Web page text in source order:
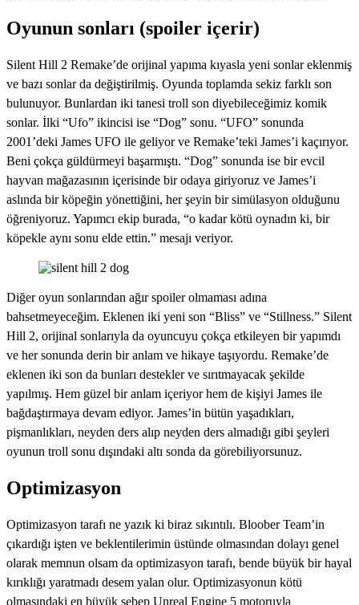
Oyunun sonları (spoiler içerir)
Silent Hill 2 Remake’de orijinal yapıma kıyasla yeni sonlar eklenmiş
ve bazı sonlar da değiştirilmiş. Oyunda toplamda sekiz farklı son
bulunuyor. Bunlardan iki tanesi troll son diyebileceğimiz komik
sonlar. İlki “Ufo” ikincisi ise “Dog” sonu. “UFO” sonunda
2001’deki James UFO ile geliyor ve Remake’teki James’i kaçırıyor.
Beni çokça güldürmeyi başarmıştı. “Dog” sonunda ise bir evcil
hayvan mağazasının içerisinde bir odaya giriyoruz ve James’i
aslında bir köpeğin yönettiğini, her şeyin bir simülasyon olduğunu
öğreniyoruz. Yapımcı ekip burada, “o kadar kötü oynadın ki, bir
köpekle aynı sonu elde ettin.” mesajı veriyor.
Diğer oyun sonlarından ağır spoiler olmaması adına
bahsetmeyeceğim. Eklenen iki yeni son “Bliss” ve “Stillness.” Silent
Hill 2, orijinal sonlarıyla da oyuncuyu çokça etkileyen bir yapımdı
ve her sonunda derin bir anlam ve hikaye taşıyordu. Remake’de
eklenen iki son da bunları destekler ve sırıtmayacak şekilde
yapılmış. Hem güzel bir anlam içeriyor hem de kişiyi James ile
bağdaştırmaya devam ediyor. James’in bütün yaşadıkları,
pişmanlıkları, neyden ders alıp neyden ders almadığı gibi şeyleri
oyunun troll sonu dışındaki altı sonda da görebiliyorsunuz.
Optimizasyon
Optimizasyon tarafı ne yazık ki biraz sıkıntılı. Bloober Team’in
çıkardığı işten ve beklentilerimin üstünde olmasından dolayı genel
olarak memnun olsam da optimizasyon tarafı, bende büyük bir hayal
kırıklığı yaratmadı desem yalan olur. Optimizasyonun kötü
olmasındaki en büyük sebep Unreal Engine 5 motoruyla